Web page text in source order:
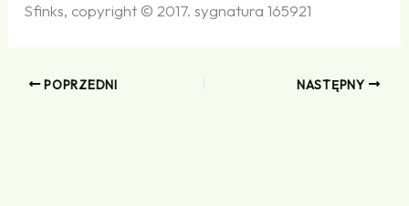
Sfinks, copyright © 2017. sygnatura 165921
POPRZEDNI NASTĘPNY